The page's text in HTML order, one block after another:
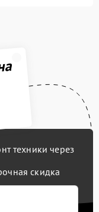
техники через
скидка